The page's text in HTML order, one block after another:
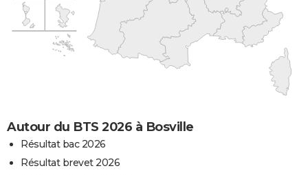
Autour du BTS 2026 à Bosville
Résultat bac 2026
Résultat brevet 2026